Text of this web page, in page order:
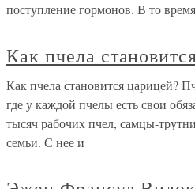
поступление гормонов. В то
Как пчела
Как пчела становится царицей?
где у каждой пчелы есть свои
тысяч рабочих пчел, самцы-
семьи. С нее и